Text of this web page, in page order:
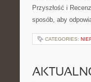
Przyszłość i
sposób, aby
CATEGORIES: